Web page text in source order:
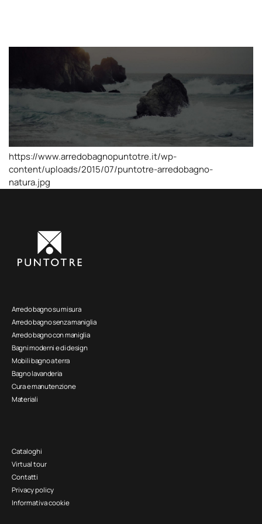
https://www.arredobagnopuntotre.it/wp-
content/uploads/2015/07/puntotre-arredobagno-
natura.jpg
Arredo bagno su misura
Arredo bagno senza maniglia
Arredo bagno con maniglia
Bagni moderni e di design
Mobili bagno a terra
Bagno lavanderia
Cura e manutenzione
Materiali
Cataloghi
Virtual tour
Contatti
Privacy policy
Informativa cookie